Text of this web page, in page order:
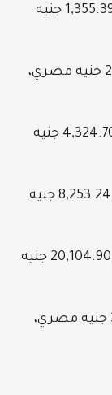
سعر أونصة الفضة اليوم في مصر 1,355.397 جنيه
سعر سبيكة الفضة 50 جرام 2,170.60 جنيه مصري،
سعر سبيكة الفضة اليوم 100 جرام 4,324.70 جنيه
سعر سبيكة الفضة 200 جرام اليوم، 8,253.24 جنيه
سعر سبيكة الفضة 500 جرام، اليوم 20,104.90 جنيه
سعر سبيكة الفضة 1 كيلو 39,615.56 جنيه مصري،